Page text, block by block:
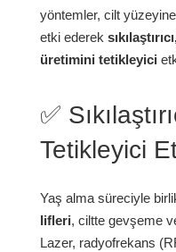
yöntemler, cilt
etki ederek
üretimini tetikleyici
✅
Tetikleyici
Yaş alma süreciyle
lifleri, ciltte gevşeme
Lazer, radyofrekans